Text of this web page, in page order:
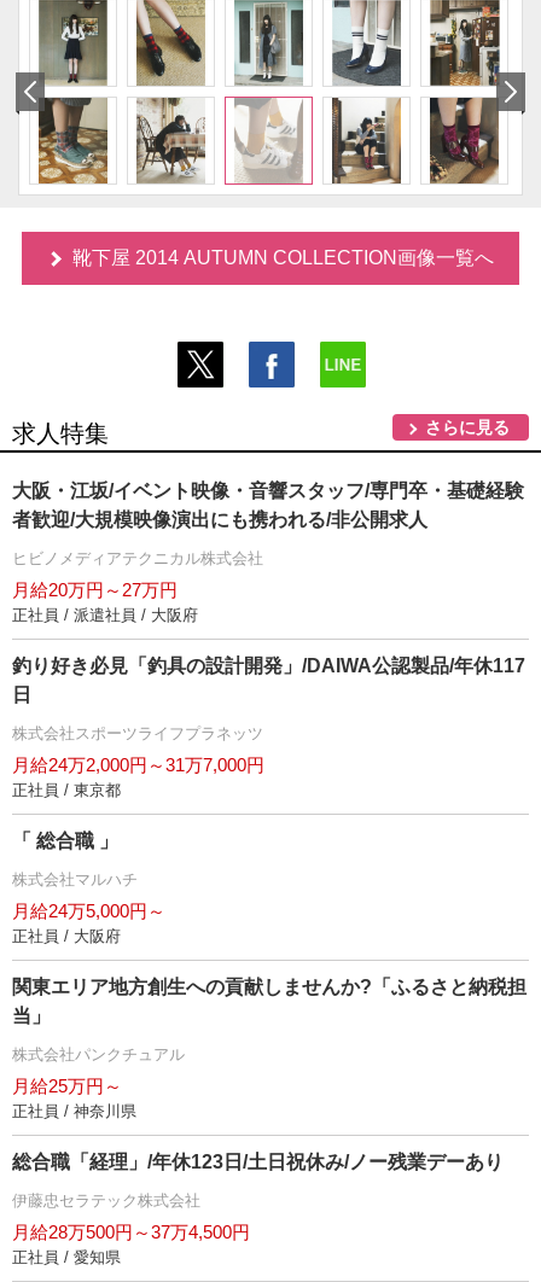
靴下屋 2014 AUTUMN COLLECTION画像一覧へ
求人特集 さらに見る
大阪・江坂/イベント映像・音響スタッフ/専門卒・基礎経験
者歓迎/大規模映像演出にも携われる/非公開求人
ヒビノメディアテクニカル株式会社
月給20万円～27万円
正社員 / 派遣社員 / 大阪府
釣り好き必見「釣具の設計開発」/DAIWA公認製品/年休117
日
株式会社スポーツライフプラネッツ
月給24万2,000円～31万7,000円
正社員 / 東京都
「 総合職 」
株式会社マルハチ
月給24万5,000円～
正社員 / 大阪府
関東エリア地方創生への貢献しませんか?「ふるさと納税担
当」
株式会社パンクチュアル
月給25万円～
正社員 / 神奈川県
総合職「経理」/年休123日/土日祝休み/ノー残業デーあり
伊藤忠セラテック株式会社
月給28万500円～37万4,500円
正社員 / 愛知県